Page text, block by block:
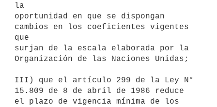
la
oportunidad en que se dispongan
cambios en los coeficientes vigentes
que
surjan de la escala elaborada por la
Organización de las Naciones Unidas;
III) que el artículo 299 de la Ley N°
15.809 de 8 de abril de 1986 reduce
el plazo de vigencia mínima de los